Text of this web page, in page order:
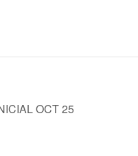
OCT 25